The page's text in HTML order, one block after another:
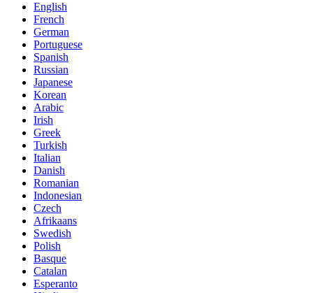
English
French
German
Portuguese
Spanish
Russian
Japanese
Korean
Arabic
Irish
Greek
Turkish
Italian
Danish
Romanian
Indonesian
Czech
Afrikaans
Swedish
Polish
Basque
Catalan
Esperanto